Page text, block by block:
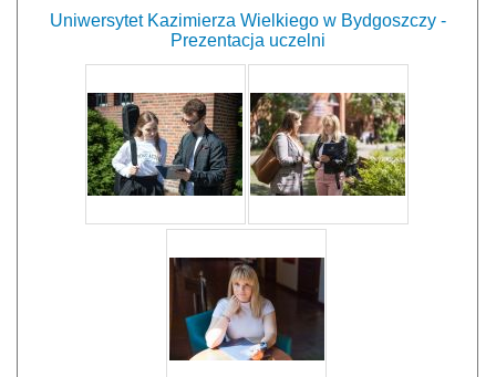
Uniwersytet Kazimierza Wielkiego w Bydgoszczy -
Prezentacja uczelni